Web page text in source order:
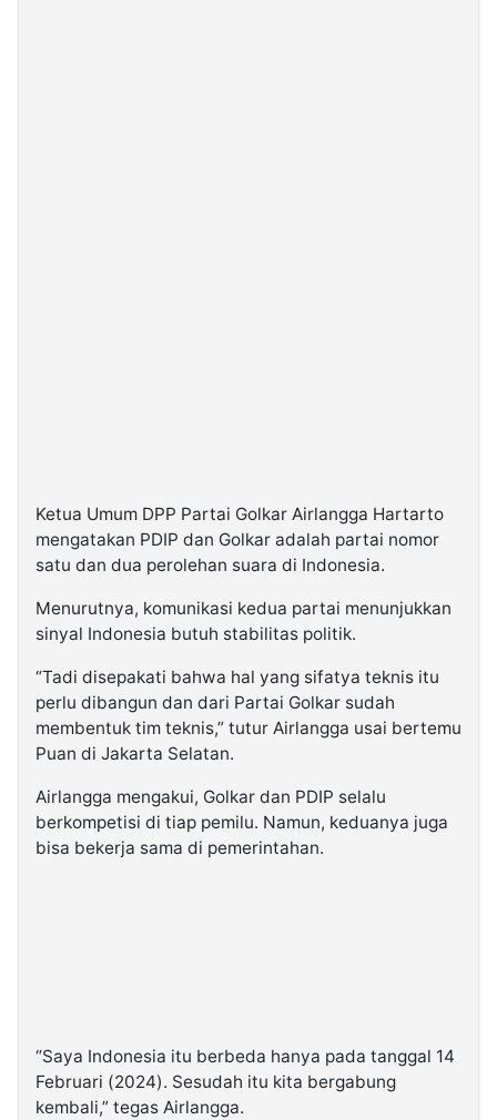
Ketua Umum DPP Partai Golkar Airlangga Hartarto
mengatakan PDIP dan Golkar adalah partai nomor
satu dan dua perolehan suara di Indonesia.
Menurutnya, komunikasi kedua partai menunjukkan
sinyal Indonesia butuh stabilitas politik.
“Tadi disepakati bahwa hal yang sifatya teknis itu
perlu dibangun dan dari Partai Golkar sudah
membentuk tim teknis,” tutur Airlangga usai bertemu
Puan di Jakarta Selatan.
Airlangga mengakui, Golkar dan PDIP selalu
berkompetisi di tiap pemilu. Namun, keduanya juga
bisa bekerja sama di pemerintahan.
“Saya Indonesia itu berbeda hanya pada tanggal 14
Februari (2024). Sesudah itu kita bergabung
kembali,” tegas Airlangga.